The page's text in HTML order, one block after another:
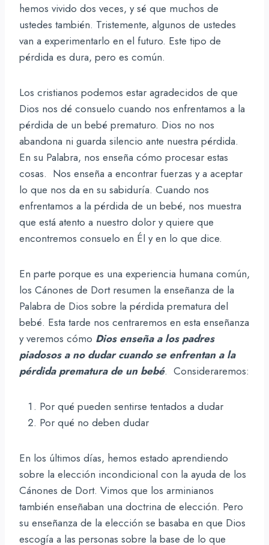
hemos vivido dos veces, y sé que muchos de
ustedes también. Tristemente, algunos de ustedes
van a experimentarlo en el futuro. Este tipo de
pérdida es dura, pero es común.
Los cristianos podemos estar agradecidos de que
Dios nos dé consuelo cuando nos enfrentamos a la
pérdida de un bebé prematuro. Dios no nos
abandona ni guarda silencio ante nuestra pérdida.
En su Palabra, nos enseña cómo procesar estas
cosas. Nos enseña a encontrar fuerzas y a aceptar
lo que nos da en su sabiduría. Cuando nos
enfrentamos a la pérdida de un bebé, nos muestra
que está atento a nuestro dolor y quiere que
encontremos consuelo en Él y en lo que dice.
En parte porque es una experiencia humana común,
los Cánones de Dort resumen la enseñanza de la
Palabra de Dios sobre la pérdida prematura del
bebé. Esta tarde nos centraremos en esta enseñanza
y veremos cómo Dios enseña a los padres
piadosos a no dudar cuando se enfrentan a la
pérdida prematura de un bebé. Consideraremos:
Por qué pueden sentirse tentados a dudar
Por qué no deben dudar
En los últimos días, hemos estado aprendiendo
sobre la elección incondicional con la ayuda de los
Cánones de Dort. Vimos que los arminianos
también enseñaban una doctrina de elección. Pero
su enseñanza de la elección se basaba en que Dios
escogía a las personas sobre la base de lo que